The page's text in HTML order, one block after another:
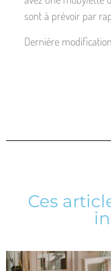
sont à prévoir par
Dernière
Ces